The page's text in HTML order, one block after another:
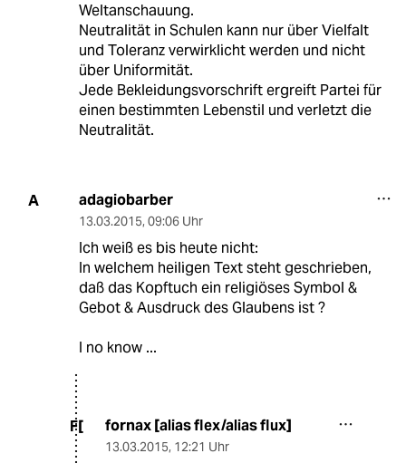
Weltanschauung.
Neutralität in Schulen kann nur über Vielfalt
und Toleranz verwirklicht werden und nicht
über Uniformität.
Jede Bekleidungsvorschrift ergreift Partei für
einen bestimmten Lebenstil und verletzt die
Neutralität.
A adagiobarber
13.03.2015, 09:06 Uhr
Ich weiß es bis heute nicht:
In welchem heiligen Text steht geschrieben,
daß das Kopftuch ein religiöses Symbol &
Gebot & Ausdruck des Glaubens ist ?
I no know ...
F[ fornax [alias flex/alias flux]
13.03.2015, 12:21 Uhr